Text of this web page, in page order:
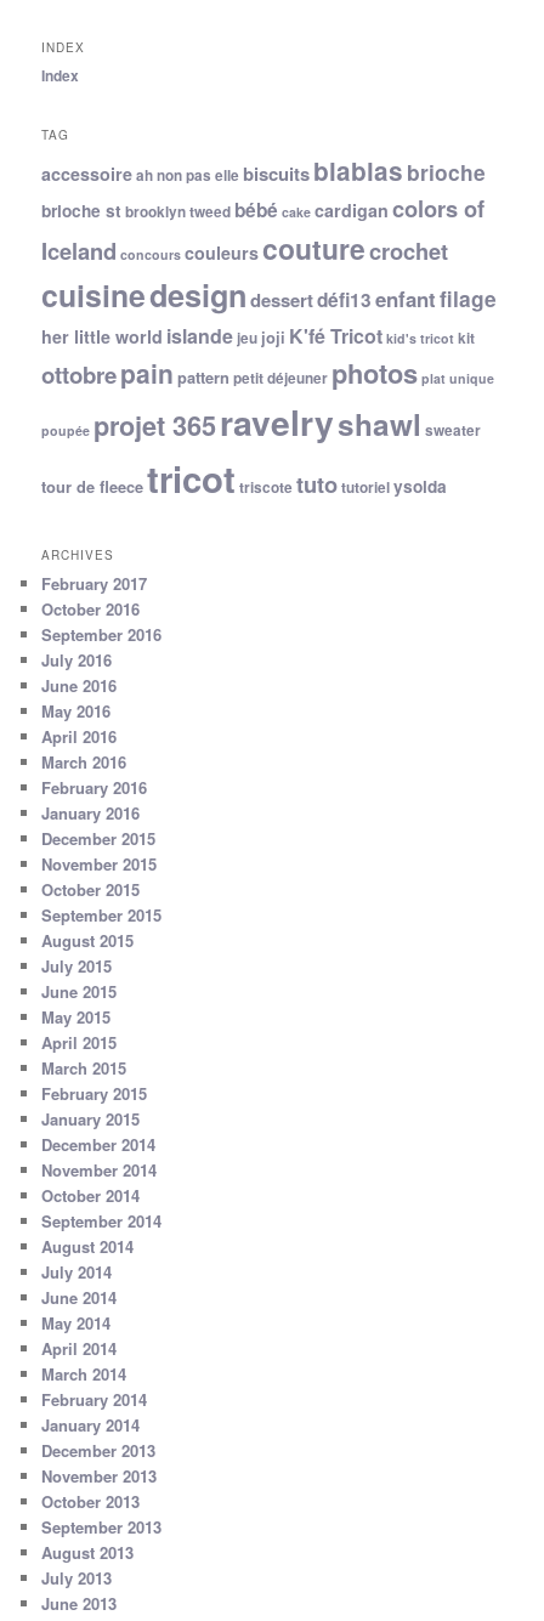
INDEX
Index
TAG
accessoireah non pas elle biscuitsblablas brioche
brioche st brooklyn tweed bébé cake cardigan colors of
Iceland concours couleurscouturecrochet
cuisinedesigndessertdéfi13enfantfilage
her little world islande jeu joji K'fé Tricot kid's tricot kit
ottobrepain pattern petit déjeuner photos plat unique
poupée projet 365ravelryshawl sweater
tour de fleecetricot triscote tutotutorielysolda
ARCHIVES
February 2017
October 2016
September 2016
July 2016
June 2016
May 2016
April 2016
March 2016
February 2016
January 2016
December 2015
November 2015
October 2015
September 2015
August 2015
July 2015
June 2015
May 2015
April 2015
March 2015
February 2015
January 2015
December 2014
November 2014
October 2014
September 2014
August 2014
July 2014
June 2014
May 2014
April 2014
March 2014
February 2014
January 2014
December 2013
November 2013
October 2013
September 2013
August 2013
July 2013
June 2013